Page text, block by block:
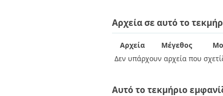
Αρχεία σε αυτό το
Αρχεία Μέγεθος
Δεν υπάρχουν αρχεία που
Αυτό το τεκμήριο